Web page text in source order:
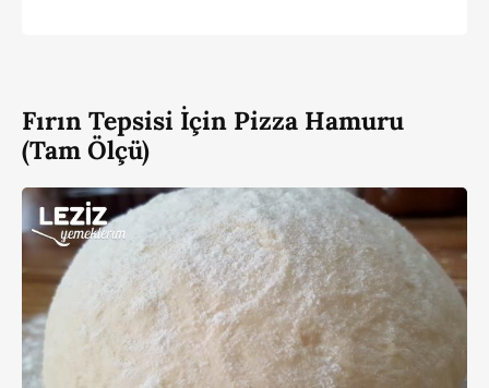
Fırın Tepsisi İçin Pizza Hamuru
(Tam Ölçü)